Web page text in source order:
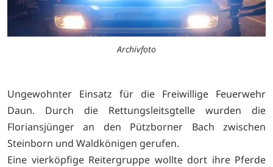
Archivfoto
Ungewohnter Einsatz für die Freiwillige Feuerwehr
Daun. Durch die Rettungsleitsgtelle wurden die
Floriansjünger an den Pützborner Bach zwischen
Steinborn und Waldkönigen gerufen.
Eine vierköpfige Reitergruppe wollte dort ihre Pferde